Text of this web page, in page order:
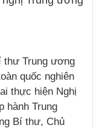
thư Trung ương
quốc nghiên
thực hiện Nghị
hành Trung
Bí thư, Chủ